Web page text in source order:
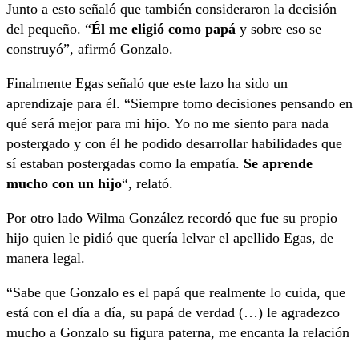
Junto a esto señaló que también consideraron la decisión
del pequeño. “Él me eligió como papá y sobre eso se
construyó”, afirmó Gonzalo.
Finalmente Egas señaló que este lazo ha sido un
aprendizaje para él. “Siempre tomo decisiones pensando en
qué será mejor para mi hijo. Yo no me siento para nada
postergado y con él he podido desarrollar habilidades que
sí estaban postergadas como la empatía. Se aprende
mucho con un hijo“, relató.
Por otro lado Wilma González recordó que fue su propio
hijo quien le pidió que quería lelvar el apellido Egas, de
manera legal.
“Sabe que Gonzalo es el papá que realmente lo cuida, que
está con el día a día, su papá de verdad (…) le agradezco
mucho a Gonzalo su figura paterna, me encanta la relación